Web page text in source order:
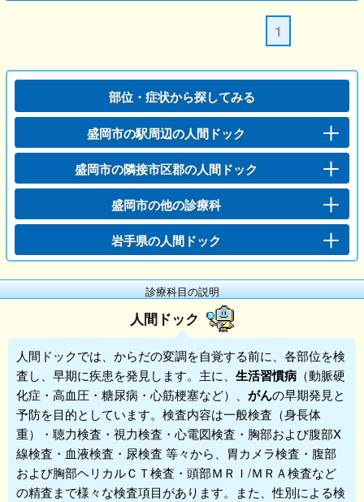
1
部位・症状から探してみる
盛岡市の駅周辺の人間ドック
盛岡市の隣接市区郡の人間ドック
盛岡市の他の診療科
岩手県の人間ドック
診療科目の説明
人間ドック
人間ドックでは、からだの変調を自覚する前に、各部位を検
査し、早期に疾患を発見します。主に、 生活習慣病 （動脈硬
化症・高血圧・糖尿病・心筋梗塞など）、 がんの早期発見と
予防を目的としています。検査内容は一般検査（身長体
重）・聴力検査・視力検査・心電図検査・胸部および腹部X
線検査・血液検査・尿検査 等々から、胃カメラ検査・腹部
および胸部ヘリカルＣＴ検査・頭部ＭＲＩ/ＭＲＡ検査など
の精査まで様々な検査項目があります。また、性別による検